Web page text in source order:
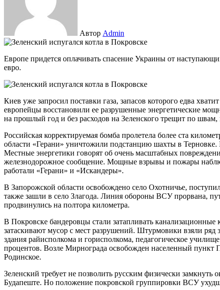
Автор Admin
Европе придется оплачивать спасение Украины от наступающих холодов. Это может стоить нескольких миллиардов
евро.
Киев уже запросил поставки газа, запасов которого едва
европейцы восстановили ее разрушенные энергетические
на прошлый год и без расходов на Зеленского трещит по швам,
Российская корректируемая бомба пролетела более ста
области «Герани» уничтожили подстанцию шахты в
Местные энергетики говорят об очень масштабных
железнодорожное сообщение. Мощные взрывы и пожары
работали «Герани» и «Искандеры».
В Запорожской области освобождено село Охотничье,
также зашли в село Злагода. Линия обороны ВСУ прорвана,
продвинулись на полтора километра.
В Покровске бандеровцы стали затапливать
затаскивают мусор с мест разрушений. Штурмовики взяли
здания райисполкома и горисполкома, педагогическое
процентов. Возле Мирнограда освобожден населенный пункт
Родинское.
Зеленский требует не позволить русским физически
Будапеште. Но положение покровской группировки ВСУ